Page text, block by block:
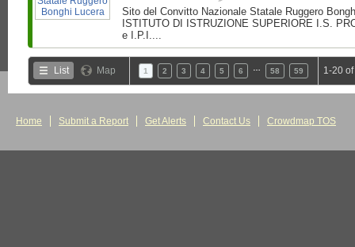
Sito del Convitto Nazionale Statale Ruggero
ISTITUTO DI ISTRUZIONE SUPERIORE I.S.
e I.P.I....
List Map 1 2 3 4 5 6 58 59 1-20
Home Submit a Report Get Alerts Contact Us Crowdmap TOS